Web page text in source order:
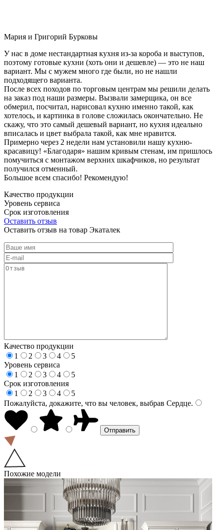
Мария и Григорий Бурковы
У нас в доме нестандартная кухня из-за короба и выступов,
поэтому готовые кухни (хоть они и дешевле) — это не наш
вариант. Мы с мужем много где были, но не нашли
подходящего варианта.
После всех походов по торговым центрам мы решили делать
на заказ под наши размеры. Вызвали замерщика, он все
обмерил, посчитал, нарисовал кухню именно такой, как
хотелось, и картинка в голове сложилась окончательно. Не
скажу, что это самый дешевый вариант, но кухня идеально
вписалась и цвет выбрала такой, как мне нравится.
Примерно через 2 недели нам установили нашу кухню-
красавицу! «Благодаря» нашим кривым стенам, им пришлось
помучиться с монтажом верхних шкафчиков, но результат
получился отменный.
Большое всем спасибо! Рекомендую!
Качество продукции
Уровень сервиса
Срок изготовления
Оставить отзыв
Оставить отзыв на товар Экаталек
Качество продукции
1
2 3 4
5
Уровень сервиса
1
2 3 4
5
Срок изготовления
1
2 3 4
5
Пожалуйста, докажите, что вы человек, выбрав Сердце.
Похожие модели